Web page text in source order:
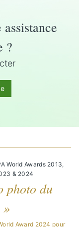
?
World Awards 2013,
& 2024
photo du
»
Award 2024 pour